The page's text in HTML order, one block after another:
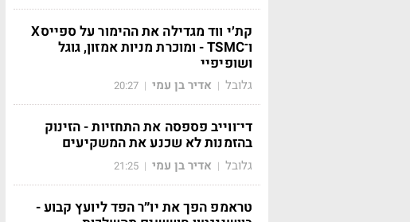
קת׳י ווד מגדילה את ההימור על ספייסX
ו־TSMC - ומוכרת מניות אמזון, גוגל
ושופיפיי
גלובל | אדיר בן עמי |
20:27
די־ווייב פספסה את התחזיות - הזינוק
בהזמנות לא שכנע את המשקיעים
גלובל | אדיר בן עמי |
21:25
טראמפ הפך את יו״ר הפד ליועץ קבוע -